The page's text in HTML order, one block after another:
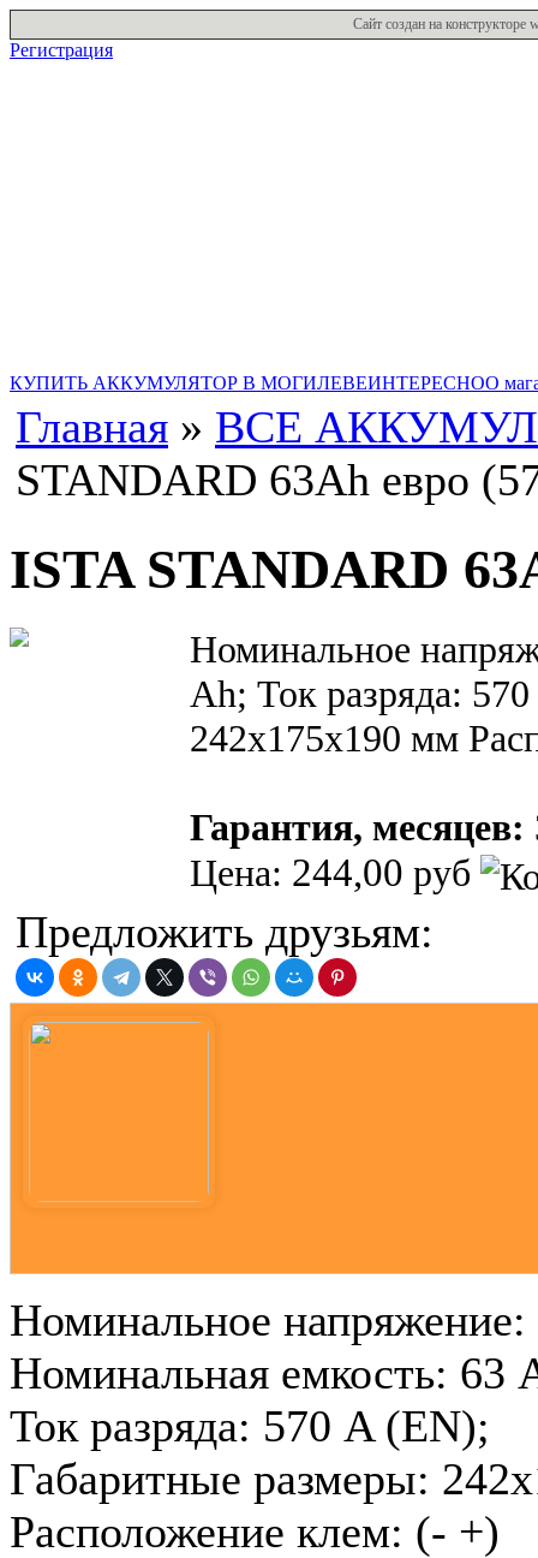
Сайт создан на
Регистрация
КУПИТЬ АККУМУЛЯТОР В МОГИЛЕВЕИНТЕРЕСНОО
Главная » ВСЕ
STANDARD 63Аh евро
ISTA STANDARD
Номинальное
Ah; Ток разряда:
242x175x190 мм
Гарантия, месяцев:
Цена: 244,00 руб
Предложить друзьям:
Номинальное
Номинальная емкость: 63
Ток разряда: 570 A (EN);
Габаритные размеры:
Расположение клем: (- +)